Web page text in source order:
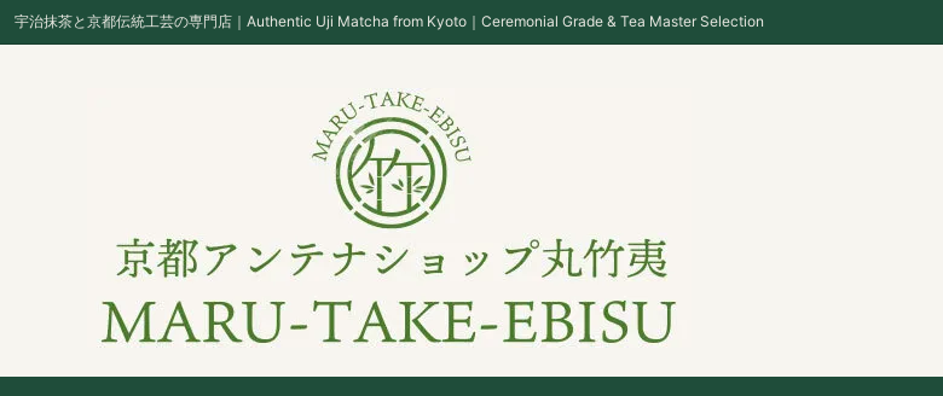
宇治抹茶と京都伝統工芸の専門店｜Authentic Uji Matcha from Kyoto｜Ceremonial Grade & Tea Master Selection